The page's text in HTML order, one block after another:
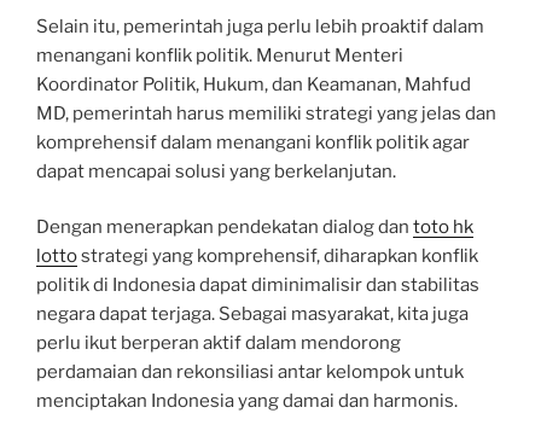
Selain itu, pemerintah juga perlu lebih proaktif dalam
menangani konflik politik. Menurut Menteri
Koordinator Politik, Hukum, dan Keamanan, Mahfud
MD, pemerintah harus memiliki strategi yang jelas dan
komprehensif dalam menangani konflik politik agar
dapat mencapai solusi yang berkelanjutan.
Dengan menerapkan pendekatan dialog dan toto hk
lottostrategi yang komprehensif, diharapkan konflik
politik di Indonesia dapat diminimalisir dan stabilitas
negara dapat terjaga. Sebagai masyarakat, kita juga
perlu ikut berperan aktif dalam mendorong
perdamaian dan rekonsiliasi antar kelompok untuk
menciptakan Indonesia yang damai dan harmonis.